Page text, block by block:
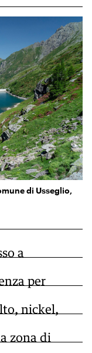
di Usseglio,
a
per
nickel,
zona di